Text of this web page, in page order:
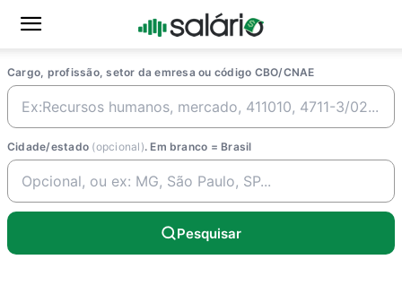
Cargo, profissão, setor da emresa ou código CBO/CNAE
Cidade/estado (opcional). Em branco = Brasil
Pesquisar